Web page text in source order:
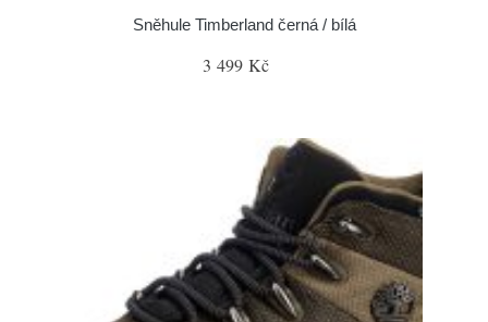
Sněhule Timberland černá / bílá
3 499 Kč